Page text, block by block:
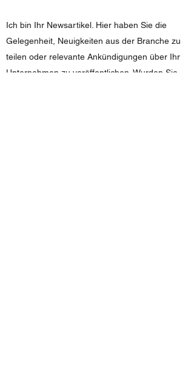
Ich bin Ihr Newsartikel. Hier haben Sie die
Gelegenheit, Neuigkeiten aus der Branche zu
teilen oder relevante Ankündigungen über Ihr
Unternehmen zu veröffentlichen. Wurden Sie